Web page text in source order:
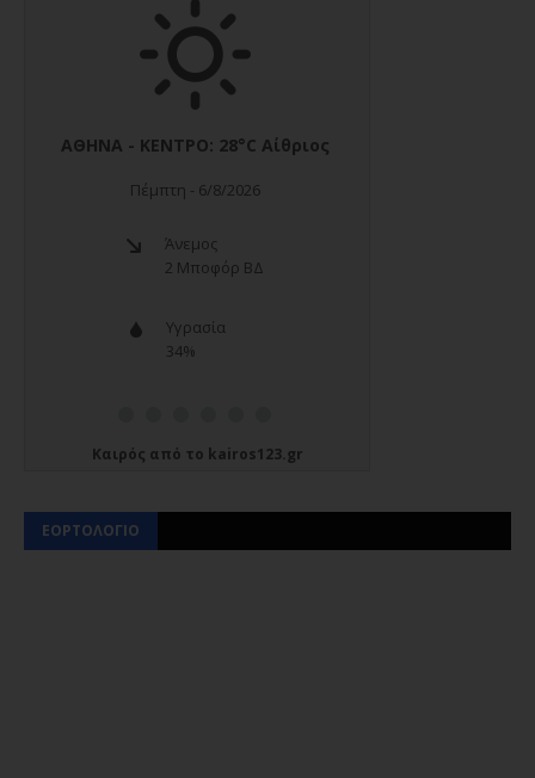
Καιρός από το kairos123.gr
ΕΟΡΤΟΛΟΓΙΟ